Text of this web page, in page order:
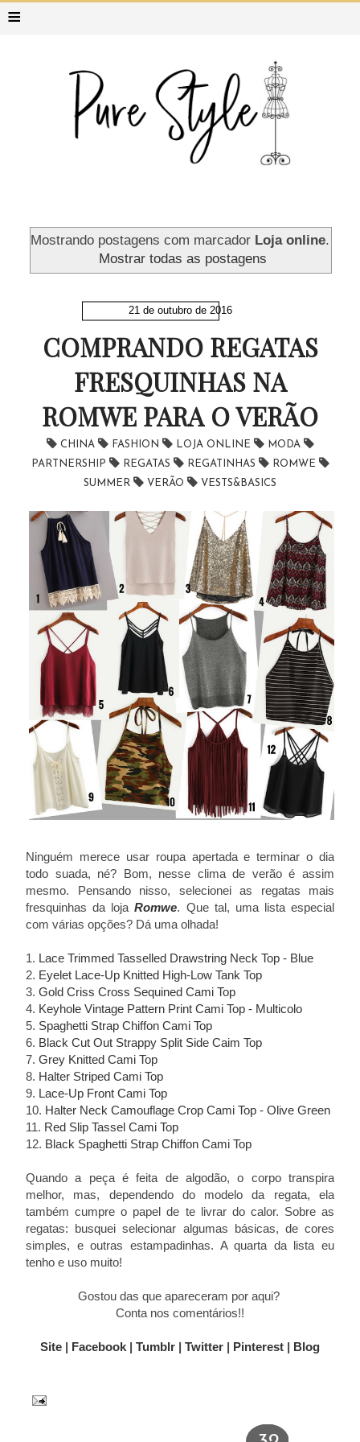
≡
Mostrando postagens com marcador Loja online.
Mostrar todas as postagens
21 de outubro de 2016
COMPRANDO REGATAS
FRESQUINHAS NA
ROMWE PARA O VERÃO
CHINA FASHION LOJA ONLINE
MODA
PARTNERSHIP
REGATAS REGATINHAS
ROMWE
SUMMER
VERÃO VESTS&BASICS
Ninguém merece usar roupa apertada e terminar o dia
todo suada, né? Bom, nesse clima de verão é assim
mesmo. Pensando nisso, selecionei as regatas mais
fresquinhas da lojaRomwe. Que tal, uma lista especial
com várias opções? Dá uma olhada!
1. Lace Trimmed Tasselled Drawstring Neck Top - Blue
2. Eyelet Lace-Up Knitted High-Low Tank Top
3. Gold Criss Cross Sequined Cami Top
4. Keyhole Vintage Pattern Print Cami Top - Multicolo
5. Spaghetti Strap Chiffon Cami Top
6. Black Cut Out Strappy Split Side Caim Top
7. Grey Knitted Cami Top
8. Halter Striped Cami Top
9. Lace-Up Front Cami Top
10. Halter Neck Camouflage Crop Cami Top - Olive Green
11. Red Slip Tassel Cami Top
12. Black Spaghetti Strap Chiffon Cami Top
Quando a peça é feita de algodão, o corpo transpira
melhor, mas, dependendo do modelo da regata, ela
também cumpre o papel de te livrar do calor. Sobre as
regatas: busquei selecionar algumas básicas, de cores
simples, e outras estampadinhas. A quarta da lista eu
tenho e uso muito!
Gostou das que apareceram por aqui?
Conta nos comentários!!
Site | Facebook | Tumblr | Twitter | Pinterest | Blog